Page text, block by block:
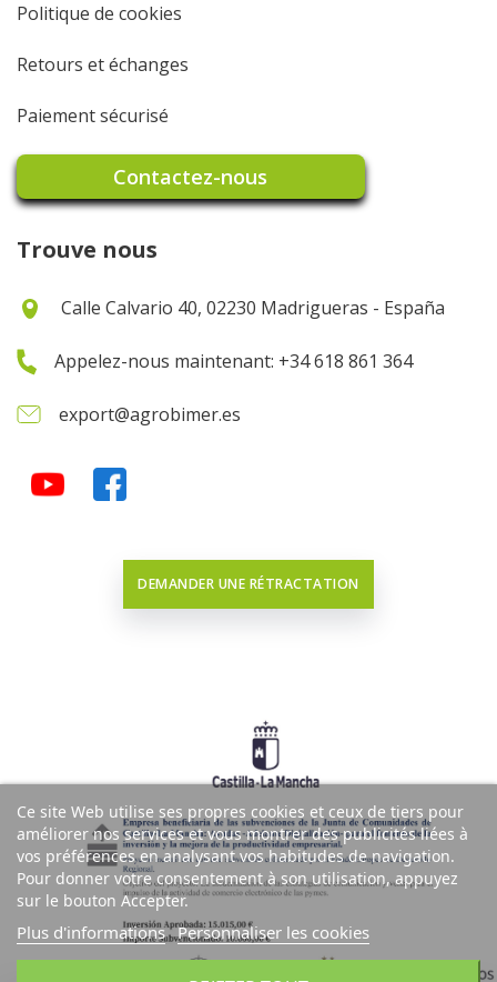
Ce site Web utilise ses propres cookies et ceux de tiers pour
améliorer nos services et vous montrer des publicités liées à
vos préférences en analysant vos habitudes de navigation.
Pour donner votre consentement à son utilisation, appuyez
sur le bouton Accepter.
Plus d'informations Personnaliser les cookies
Politique de cookies
Retours et échanges
Paiement sécurisé
Contactez-nous
Trouve nous
Calle Calvario 40, 02230 Madrigueras - España
Appelez-nous maintenant: +34 618 861 364
export@agrobimer.es
DEMANDER UNE RÉTRACTATION